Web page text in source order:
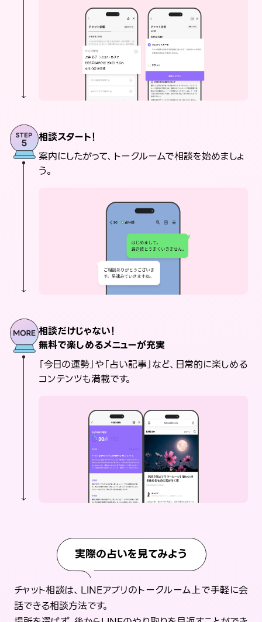
相談スタート！
案内にしたがって、トークルームで相談を始めましょ
う。
相談だけじゃない！
無料で楽しめるメニューが充実
「今日の運勢」や「占い記事」など、日常的に楽しめる
コンテンツも満載です。
実際の占いを見てみよう
チャット相談は、LINEアプリのトークルーム上で手軽に会
話できる相談方法です。